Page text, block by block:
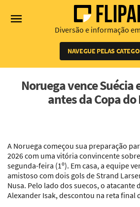
Diversão e informação
NAVEGUE PELAS
Noruega vence Suécia
antes da Copa
A Noruega começou sua preparação
2026 com uma vitória convincente
segunda-feira (1º). Em casa, a equipe
amistoso com dois gols de Strand
Nusa. Pelo lado dos suecos, o atacante
Alexander Isak, descontou na reta final